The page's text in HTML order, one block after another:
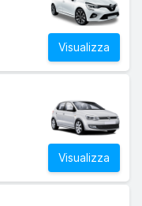
Visualizza
Visualizza